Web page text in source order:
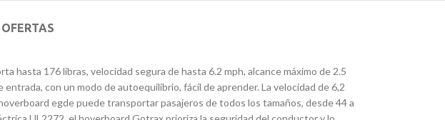
hasta 176 libras, velocidad segura de hasta 6.2 mph, alcance máximo de 2.5
con un modo de autoequilibrio, fácil de aprender. La velocidad de 6,2
egde puede transportar pasajeros de todos los tamaños, desde 44 a